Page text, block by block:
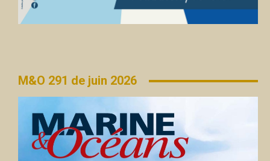
M&O 291 de juin 2026